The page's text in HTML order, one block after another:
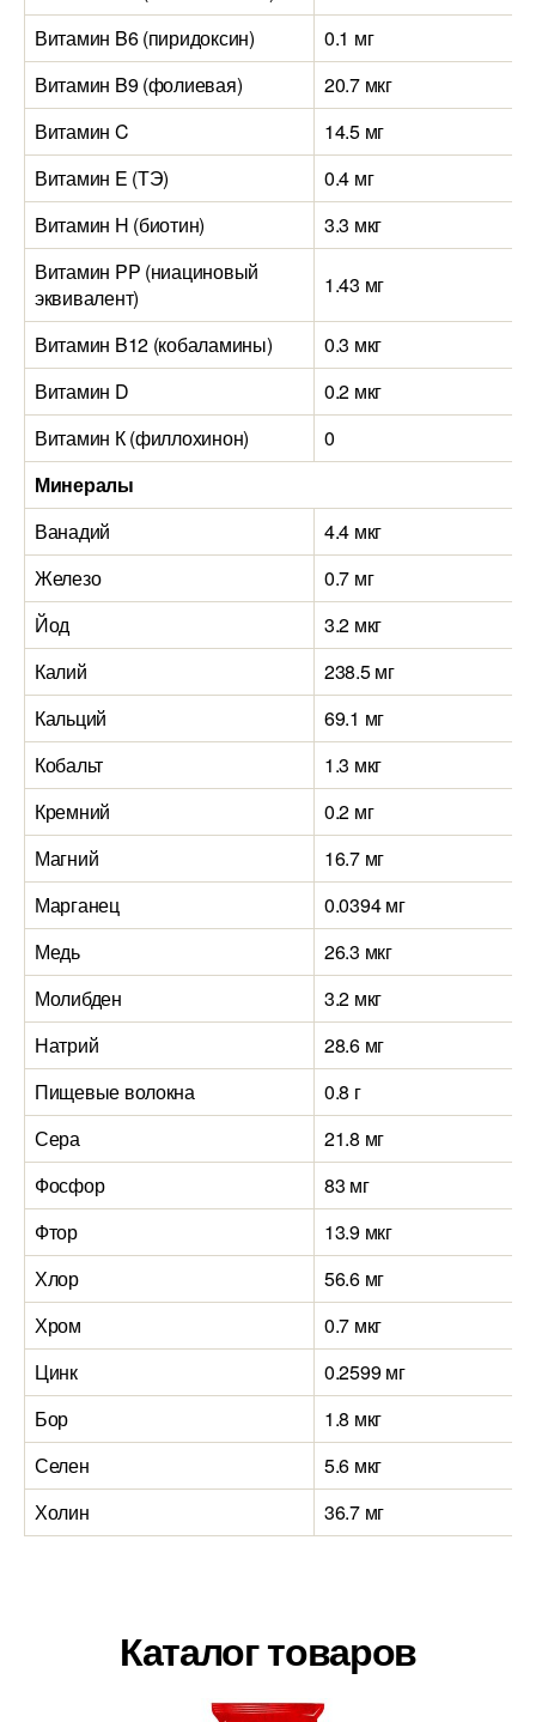
Витамин B6 (пиридоксин)
0.1 мг
Витамин B9 (фолиевая)
20.7 мкг
Витамин C
14.5 мг
Витамин E (ТЭ)
0.4 мг
Витамин H (биотин)
3.3 мкг
Витамин PP (ниациновый
эквивалент)
1.43 мг
Витамин B12 (кобаламины)
0.3 мкг
Витамин D
0.2 мкг
Витамин К (филлохинон)
0
Минералы
Ванадий
4.4 мкг
Железо
0.7 мг
Йод
3.2 мкг
Калий
238.5 мг
Кальций
69.1 мг
Кобальт
1.3 мкг
Кремний
0.2 мг
Магний
16.7 мг
Марганец
0.0394 мг
Медь
26.3 мкг
Молибден
3.2 мкг
Натрий
28.6 мг
Пищевые волокна
0.8 г
Сера
21.8 мг
Фосфор
83 мг
Фтор
13.9 мкг
Хлор
56.6 мг
Хром
0.7 мкг
Цинк
0.2599 мг
Бор
1.8 мкг
Селен
5.6 мкг
Холин
36.7 мг
Каталог товаров